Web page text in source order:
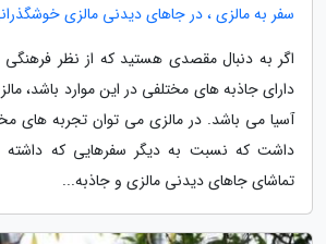
سفر به مالزی ، در جاهای دیدنی مالزی
اگر به دنبال مقصدی هستید که از نظر
دارای جاذبه های مختلفی در این موارد باشد،
آسیا می باشد. در مالزی می توان تجربه های
داشت که نسبت به دیگر سفرهایی که داشته
تماشای جاهای دیدنی مالزی و جاذبه...